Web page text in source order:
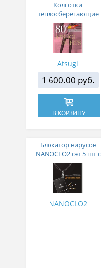
Колготки
теплосберегающие
ATSUGI TIGHTS L-LL 2
пары 80 ден цвет
шоколадный
Atsugi
1 600.00 руб.
В КОРЗИНУ
Блокатор вирусов
NANOCLO2 сэт 5 шт с
бейджем и шнурком в
черном дизайне
NANOCLO2